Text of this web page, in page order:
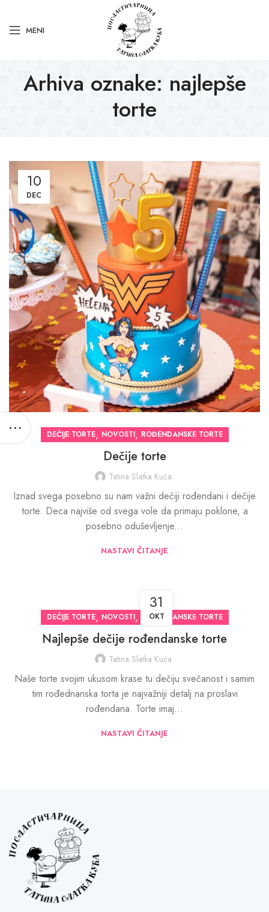
MENI
Arhiva oznake: najlepše
torte
10
DEC
DEČIJE TORTE, NOVOSTI, ROĐENDANSKE TORTE
Dečije torte
Tatina Slatka Kuća
Iznad svega posebno su nam važni dečiji rođendani i dečije
torte. Deca najviše od svega vole da primaju poklone, a
posebno oduševljenje...
NASTAVI ČITANJE
31
OKT
DEČIJE TORTE, NOVOSTI, ROĐENDANSKE TORTE
Najlepše dečije rođendanske torte
Tatina Slatka Kuća
Naše torte svojim ukusom krase tu dečiju svečanost i samim
tim rođednanska torta je najvažniji detalj na proslavi
rođendana. Torte imaj...
NASTAVI ČITANJE